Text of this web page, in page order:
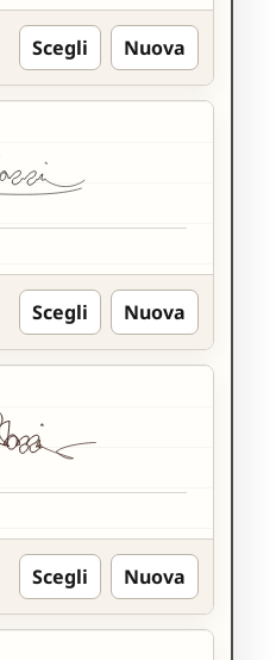
Scegli Nuova
Scegli Nuova
Scegli Nuova